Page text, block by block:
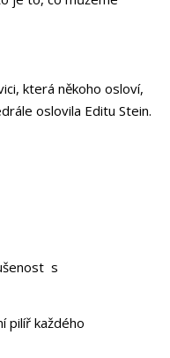
která někoho osloví,
oslovila Editu Stein.
s
pilíř každého